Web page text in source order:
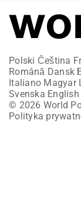
Polski Čeština
Română Dansk
Italiano Magyar
Svenska English
© 2026 World
Polityka